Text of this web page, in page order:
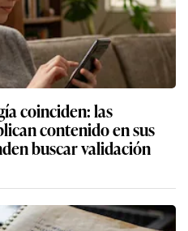
coinciden: las
contenido en sus
buscar validación